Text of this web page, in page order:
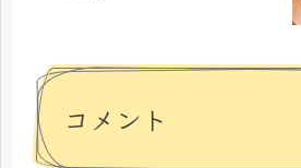
コメント